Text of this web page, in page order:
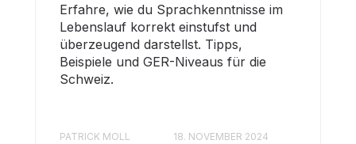
Erfahre, wie du Sprachkenntnisse im
Lebenslauf korrekt einstufst und
überzeugend darstellst. Tipps,
Beispiele und GER-Niveaus für die
Schweiz.
PATRICK MOLL 18. NOVEMBER 2024